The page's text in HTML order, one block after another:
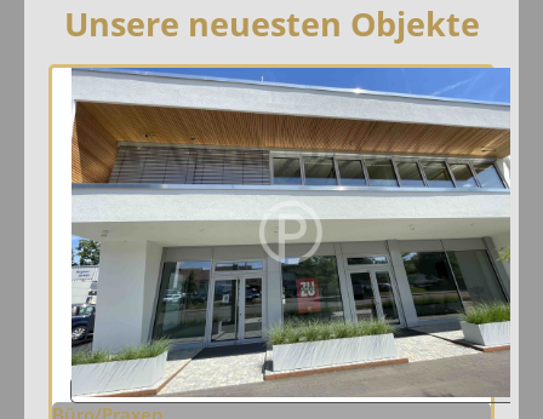
Unsere neuesten Objekte
Büro/Praxen